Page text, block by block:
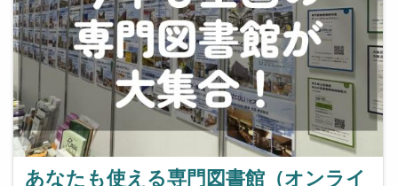
あなたも使える専門図書館（オンライ